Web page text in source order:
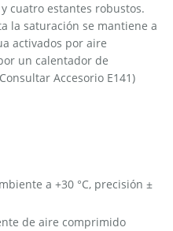
cuatro estantes robustos.
la saturación se mantiene a
activados por aire
un calentador de
Accesorio E141)
a +30 °C, precisión ±
de aire comprimido